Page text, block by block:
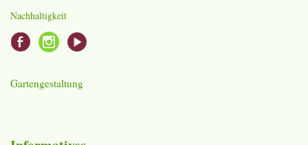
Nachhaltigkeit
Gartengestaltung